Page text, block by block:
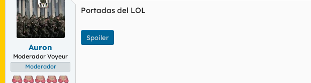
i
e
s
Auron
Moderador Voyeur
Moderador
Portadas del LOL
Spoiler